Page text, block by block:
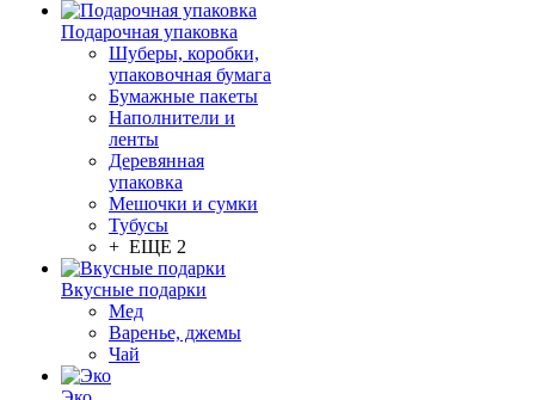
Подарочная упаковка
Шуберы, коробки,
упаковочная бумага
Бумажные пакеты
Наполнители и
ленты
Деревянная
упаковка
Мешочки и сумки
Тубусы
+ ЕЩЕ 2
Вкусные подарки
Мед
Варенье, джемы
Чай